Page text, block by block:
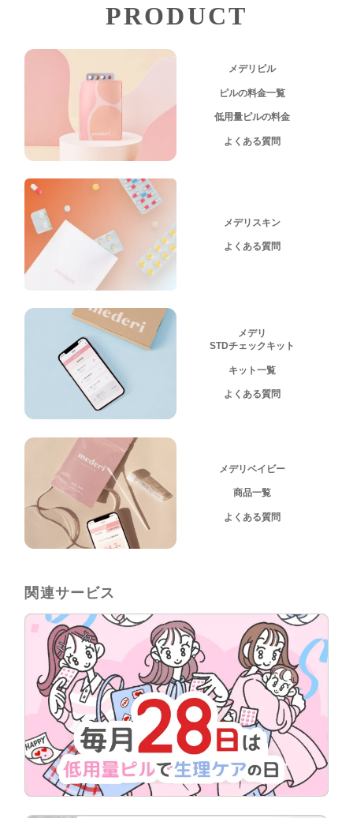
PRODUCT
メデリピル
ピルの料金一覧
低用量ピルの料金
よくある質問
メデリスキン
よくある質問
メデリ
STDチェックキット
キット一覧
よくある質問
メデリベイビー
商品一覧
よくある質問
関連サービス